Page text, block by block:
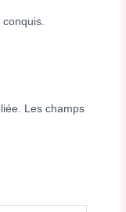
conquis.
Les champs